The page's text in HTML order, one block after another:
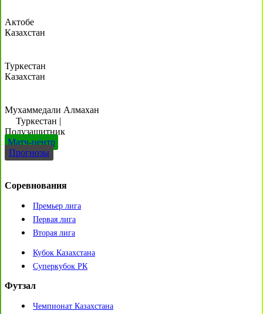
Актобе
Казахстан
Туркестан
Казахстан
Мухаммедали Алмахан
Туркестан |
Полузащитник
Матч-центр
Прогнозы
Соревнования
Премьер лига
Первая лига
Вторая лига
Кубок Казахстана
Суперкубок РК
Футзал
Чемпионат Казахстана